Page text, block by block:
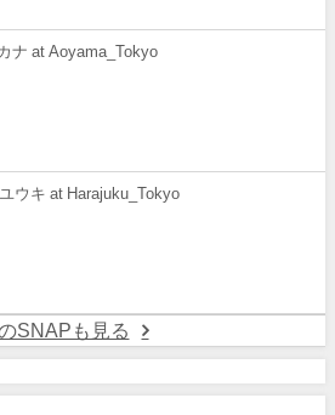
ナ at Aoyama_Tokyo
ウキ at Harajuku_Tokyo
SNAPも見る